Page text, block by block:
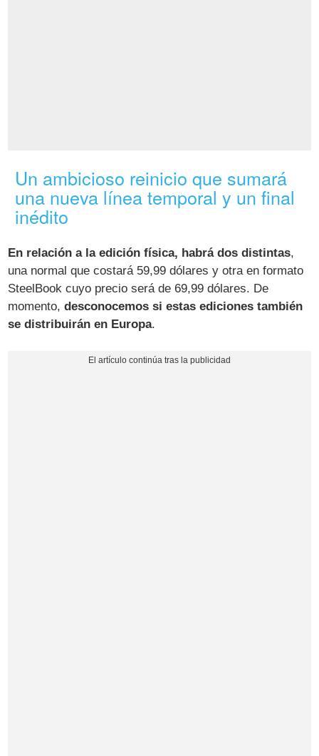
Un ambicioso reinicio que sumará
una nueva línea temporal y un final
inédito
En relación a la edición física, habrá dos distintas,
una normal que costará 59,99 dólares y otra en formato
SteelBook cuyo precio será de 69,99 dólares. De
momento,desconocemos si estas ediciones también
se distribuirán en Europa.